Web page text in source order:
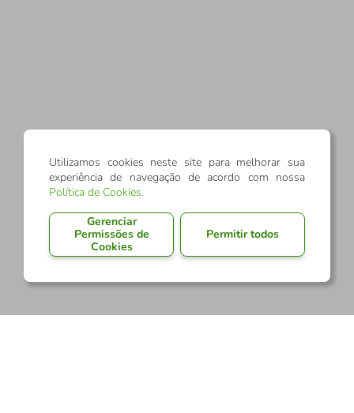
Utilizamos cookies neste site para melhorar sua
experiência de navegação de acordo com nossa
Política de Cookies.
Gerenciar
Permissões de
Cookies
Permitir todos